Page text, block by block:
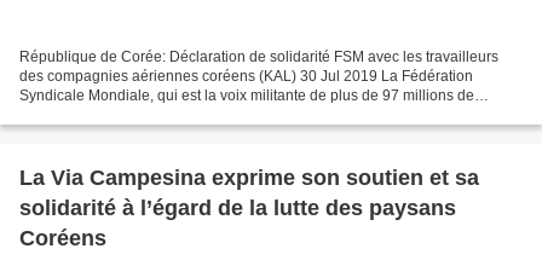
République de Corée: Déclaration de solidarité FSM avec les travailleurs
des compagnies aériennes coréens (KAL) 30 Jul 2019 La Fédération
Syndicale Mondiale, qui est la voix militante de plus de 97 millions de
La Via Campesina exprime son soutien et sa
solidarité à l’égard de la lutte des paysans
Coréens